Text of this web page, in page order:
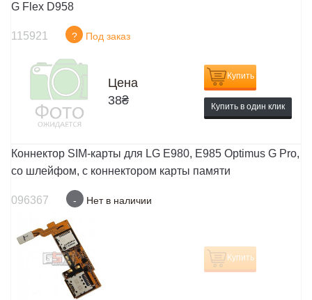
G Flex D958
115921 ? Под заказ
Цена
38₴
Купить
Купить в один клик
Коннектор SIM-карты для LG E980, E985 Optimus G Pro,
со шлейфом, с коннектором карты памяти
096367 - Нет в наличии
Купить